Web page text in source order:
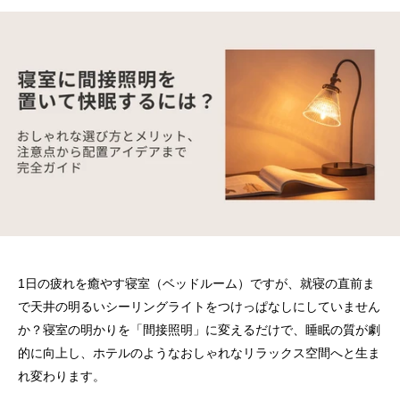
ッ
キ
カ
1日の疲れを癒やす寝室（ベッドルーム）ですが、就寝の直前ま
で天井の明るいシーリングライトをつけっぱなしにしていません
か？寝室の明かりを「間接照明」に変えるだけで、睡眠の質が劇
的に向上し、ホテルのようなおしゃれなリラックス空間へと生ま
れ変わります。